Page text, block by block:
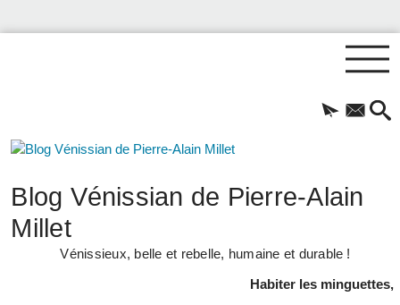
Blog Vénissian de Pierre-Alain
Millet
Vénissieux, belle et rebelle, humaine et durable !
Habiter les minguettes,